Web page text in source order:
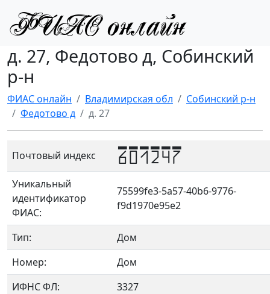
д. 27, Федотово д, Собинский
р-н
ФИАС онлайн Владимирская обл
Собинский р-н
Федотово д
д. 27
Почтовый индекс 601247
Уникальный
идентификатор
ФИАС:
75599fe3-5a57-40b6-9776-
f9d1970e95e2
Тип:
Дом
Номер:
Дом
ИФНС ФЛ:
3327